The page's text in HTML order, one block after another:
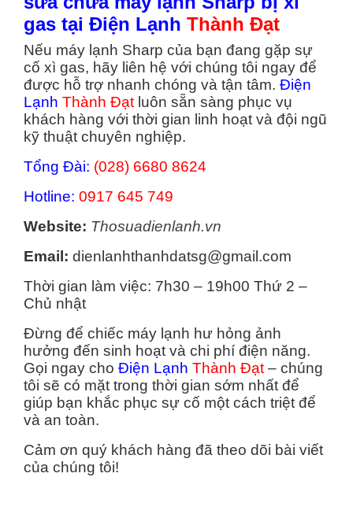
gas tại Điện Lạnh Thành Đạt
Nếu máy lạnh Sharp của bạn đang gặp sự
cố xì gas, hãy liên hệ với chúng tôi ngay để
được hỗ trợ nhanh chóng và tận tâm. Điện
Lạnh Thành Đạt luôn sẵn sàng phục vụ
khách hàng với thời gian linh hoạt và đội ngũ
kỹ thuật chuyên nghiệp.
Tổng Đài: (028) 6680 8624
Hotline: 0917 645 749
Website: Thosuadienlanh.vn
Email: dienlanhthanhdatsg@gmail.com
Thời gian làm việc: 7h30 – 19h00 Thứ 2 –
Chủ nhật
Đừng để chiếc máy lạnh hư hỏng ảnh
hưởng đến sinh hoạt và chi phí điện năng.
Gọi ngay cho Điện Lạnh Thành Đạt – chúng
tôi sẽ có mặt trong thời gian sớm nhất để
giúp bạn khắc phục sự cố một cách triệt để
và an toàn.
Cảm ơn quý khách hàng đã theo dõi bài viết
của chúng tôi!